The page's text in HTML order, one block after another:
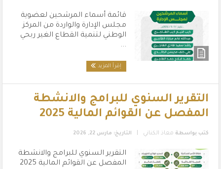
قائمة أسماء المرشحين لعضوية
مجلس الإدارة والواردة من المركز
الوطني لتنمية القطاع الغير ربحي
...
إقرأ المزيد
التقرير السنوي للبرامج والانشطة
المفصل عن القوائم المالية 2025
كتب بواسطة معاذ الكناني التاريخ: مارس 22, 2026
التقرير السنوي للبرامج والانشطة
المفصل عن القوائم المالية 2025